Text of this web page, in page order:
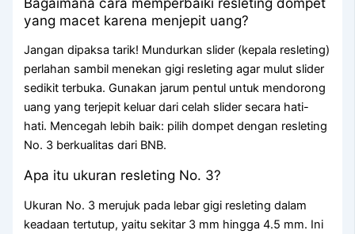
yang macet karena menjepit uang?
Jangan dipaksa tarik! Mundurkan slider (kepala resleting)
perlahan sambil menekan gigi resleting agar mulut slider
sedikit terbuka. Gunakan jarum pentul untuk mendorong
uang yang terjepit keluar dari celah slider secara hati-
hati. Mencegah lebih baik: pilih dompet dengan resleting
No. 3 berkualitas dari BNB.
Apa itu ukuran resleting No. 3?
Ukuran No. 3 merujuk pada lebar gigi resleting dalam
keadaan tertutup, yaitu sekitar 3 mm hingga 4.5 mm. Ini